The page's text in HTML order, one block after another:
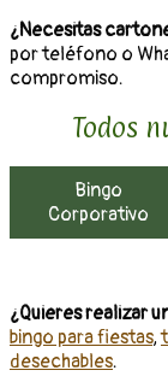
¿Necesitas
por teléfono o
compromiso.
Todos
Bingo
Corporativo
¿Quieres realizar
bingo para fiestas,
desechables.